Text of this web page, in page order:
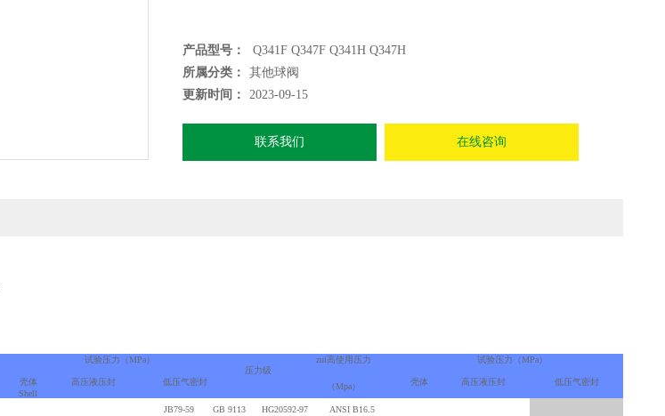
产品型号：
Q341F Q347F Q341H Q347H
所属分类：
其他球阀
更新时间：
2023-09-15
联系我们 在线咨询
试验压力（MPa）
压力级
zui高使用压力 试验压力（MPa）
壳体
Shell
高压液压封 低压气密封 （Mpa） 壳体 高压液压封 低压气密封
JB79-59 GB 9113 HG20592-97 ANSI B16.5